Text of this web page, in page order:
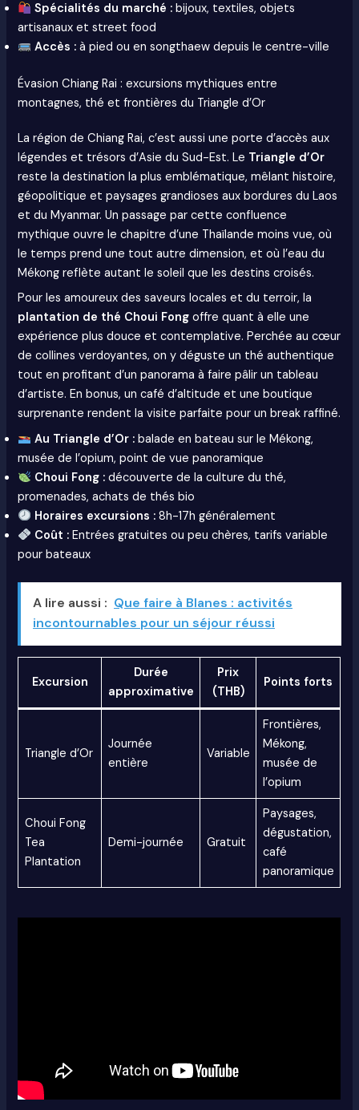
Spécialités du marché : bijoux, textiles, objets
artisanaux et street food
Accès : à pied ou en songthaew depuis le centre-ville
Évasion Chiang Rai : excursions mythiques entre
montagnes, thé et frontières du Triangle d’Or
La région de Chiang Rai, c’est aussi une porte d’accès aux
légendes et trésors d’Asie du Sud-Est. Le Triangle d’Or
reste la destination la plus emblématique, mêlant histoire,
géopolitique et paysages grandioses aux bordures du Laos
et du Myanmar. Un passage par cette confluence
mythique ouvre le chapitre d’une Thaïlande moins vue, où
le temps prend une tout autre dimension, et où l’eau du
Mékong reflète autant le soleil que les destins croisés.
Pour les amoureux des saveurs locales et du terroir, la
plantation de thé Choui Fong offre quant à elle une
expérience plus douce et contemplative. Perchée au cœur
de collines verdoyantes, on y déguste un thé authentique
tout en profitant d’un panorama à faire pâlir un tableau
d’artiste. En bonus, un café d’altitude et une boutique
surprenante rendent la visite parfaite pour un break raffiné.
Au Triangle d’Or : balade en bateau sur le Mékong,
musée de l’opium, point de vue panoramique
Choui Fong : découverte de la culture du thé,
promenades, achats de thés bio
Horaires excursions : 8h-17h généralement
Coût : Entrées gratuites ou peu chères, tarifs variable
pour bateaux
A lire aussi : Que faire à Blanes : activités
incontournables pour un séjour réussi
Excursion
Durée
approximative
Prix
(THB)
Points forts
Triangle d’Or
Journée
entière
Variable
Frontières,
Mékong,
musée de
l’opium
Choui Fong
Tea
Plantation
Demi-journée Gratuit
Paysages,
dégustation,
café
panoramique